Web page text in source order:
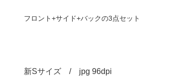
フロント+サイド+バックの3点セット
新Sサイズ / jpg 96dpi